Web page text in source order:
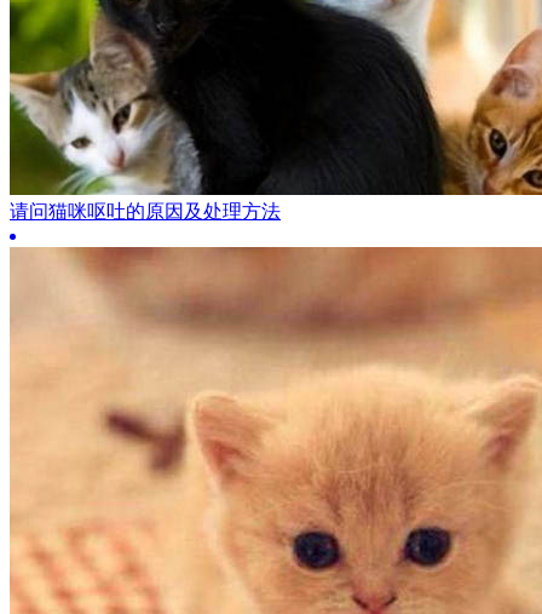
请问猫咪呕吐的原因及处理方法